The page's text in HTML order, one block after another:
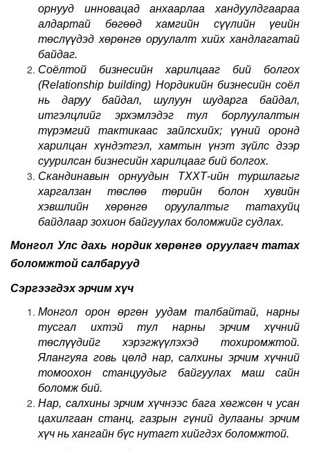
орнууд инновацад анхаарлаа хандуулдгаараа
алдартай бөгөөд хамгийн сүүлийн үеийн
төслүүдэд хөрөнгө оруулалт хийх хандлагатай
байдаг.
Соёлтой бизнесийн харилцааг бий болгох
(Relationship building) Нордикийн бизнесийн соёл
нь даруу байдал, шулуун шударга байдал,
итгэлцлийг эрхэмлэдэг тул борлуулалтын
түрэмгий тактикаас зайлсхийх; үүний оронд
харилцан хүндэтгэл, хамтын үнэт зүйлс дээр
суурилсан бизнесийн харилцааг бий болгох.
Скандинавын орнуудын ТХХТ-ийн туршлагыг
харгалзан төслөө төрийн болон хувийн
хэвшлийн хөрөнгө оруулалтыг татахуйц
байдлаар зохион байгуулах боломжийг судлах.
Монгол Улс дахь нордик хөрөнгө оруулагч татах
боломжтой салбарууд
Сэргээгдэх эрчим хүч
Монгол орон өргөн уудам талбайтай, нарны
тусгал ихтэй тул нарны эрчим хүчний
төслүүдийг хэрэгжүүлэхэд тохиромжтой.
Ялангуяа говь цөлд нар, салхины эрчим хүчний
томоохон станцуудыг байгуулах маш сайн
боломж бий.
Нар, салхины эрчим хүчнээс бага хөгжсөн ч усан
цахилгаан станц, газрын гүний дулааны эрчим
хүч нь хангайн бүс нутагт хийгдэх боломжтой.